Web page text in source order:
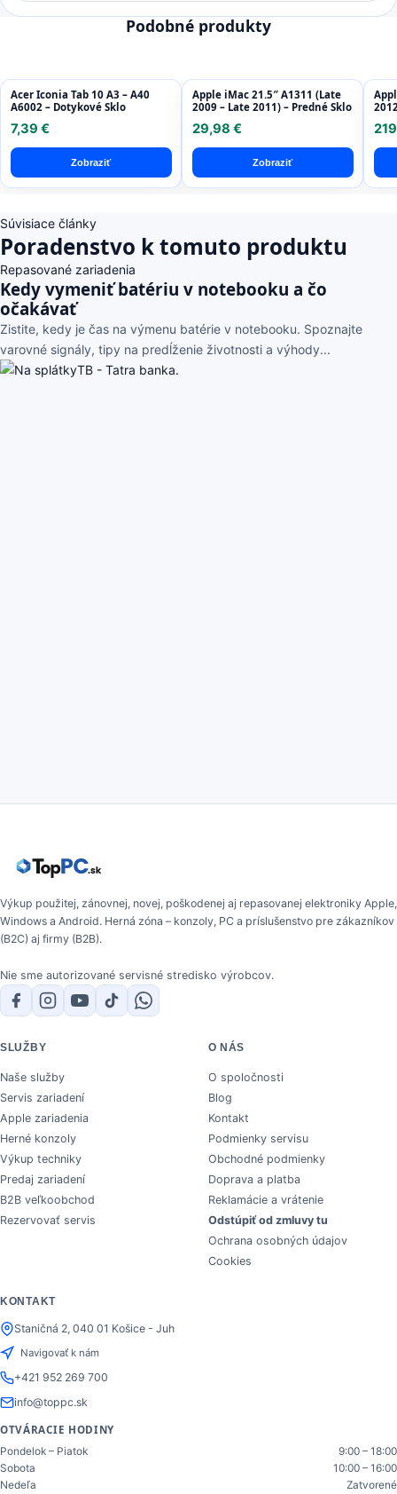
Podobné produkty
Acer Iconia Tab 10 A3 – A40
A6002 – Dotykové Sklo
7,39 €
Zobraziť
Apple iMac 21.5″ A1311 (Late
2009 – Late 2011) – Predné Sklo
29,98 €
Zobraziť
Súvisiace články
Poradenstvo k tomuto produktu
Repasované zariadenia
Kedy vymeniť batériu v notebooku a čo
očakávať
Zistite, kedy je čas na výmenu batérie v notebooku. Spoznajte
varovné signály, tipy na predĺženie životnosti a výhody...
Výkup použitej, zánovnej, novej, poškodenej aj repasovanej elektroniky Apple,
Windows a Android. Herná zóna – konzoly, PC a príslušenstvo pre zákazníkov
(B2C) aj firmy (B2B).
Nie sme autorizované servisné stredisko výrobcov.
SLUŽBY
Naše služby
Servis zariadení
Apple zariadenia
Herné konzoly
Výkup techniky
Predaj zariadení
B2B veľkoobchod
Rezervovať servis
O NÁS
O spoločnosti
Blog
Kontakt
Podmienky servisu
Obchodné podmienky
Doprava a platba
Reklamácie a vrátenie
Odstúpiť od zmluvy tu
Ochrana osobných údajov
Cookies
KONTAKT
Staničná 2, 040 01 Košice - Juh
Navigovať k nám
+421 952 269 700
info@toppc.sk
OTVÁRACIE HODINY
Pondelok – Piatok
9:00 – 18:00
Sobota
10:00 – 16:00
Nedeľa
Zatvorené